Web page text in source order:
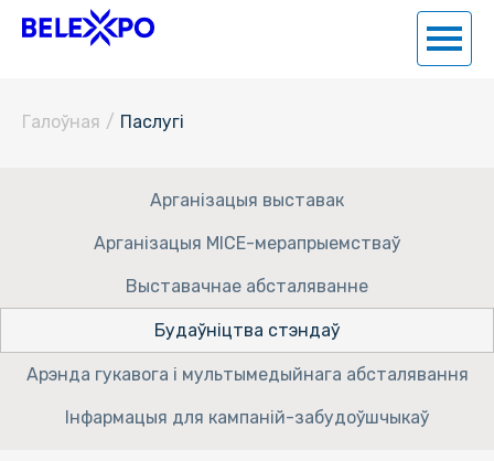
Галоўная / Паслугi
Арганізацыя выставак
Арганізацыя MICE-мерапрыемстваў
Выставачнае абсталяванне
Будаўніцтва стэндаў
Арэнда гукавога і мультымедыйнага абсталявання
Інфармацыя для кампаній-забудоўшчыкаў